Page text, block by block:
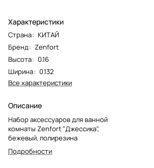
Характеристики
Страна: КИТАЙ
Бренд: Zenfort
Высота: 0.16
Ширина: 0.132
Все характеристики
Описание
Набор аксессуаров для ванной
комнаты Zenfort "Джессика",
бежевый, полирезина
Подробности